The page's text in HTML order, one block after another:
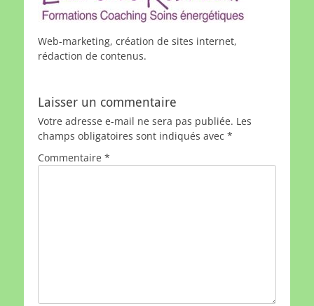
Web-marketing, création de sites internet,
rédaction de contenus.
Laisser un commentaire
Votre adresse e-mail ne sera pas publiée. Les
champs obligatoires sont indiqués avec *
Commentaire *